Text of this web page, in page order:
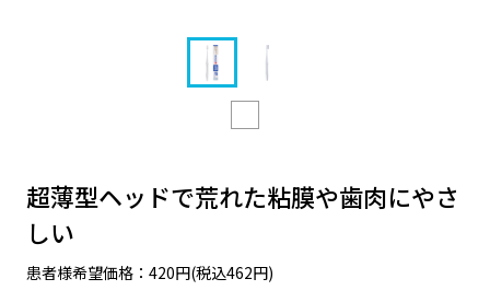
超薄型ヘッドで荒れた粘膜や歯肉にやさ
しい
患者様希望価格：420円(税込462円)